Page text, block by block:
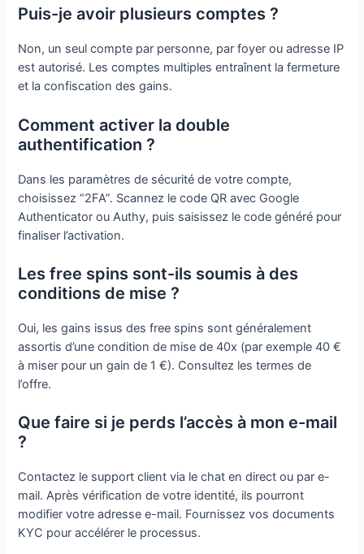
Puis-je avoir plusieurs comptes ?
Non, un seul compte par personne, par foyer ou adresse IP
est autorisé. Les comptes multiples entraînent la fermeture
et la confiscation des gains.
Comment activer la double
authentification ?
Dans les paramètres de sécurité de votre compte,
choisissez “2FA”. Scannez le code QR avec Google
Authenticator ou Authy, puis saisissez le code généré pour
finaliser l’activation.
Les free spins sont-ils soumis à des
conditions de mise ?
Oui, les gains issus des free spins sont généralement
assortis d’une condition de mise de 40x (par exemple 40 €
à miser pour un gain de 1 €). Consultez les termes de
l’offre.
Que faire si je perds l’accès à mon e-mail
?
Contactez le support client via le chat en direct ou par e-
mail. Après vérification de votre identité, ils pourront
modifier votre adresse e-mail. Fournissez vos documents
KYC pour accélérer le processus.